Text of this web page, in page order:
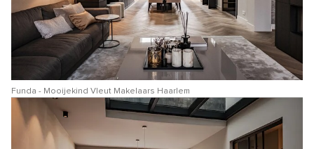
Funda - Mooijekind Vleut Makelaars Haarlem